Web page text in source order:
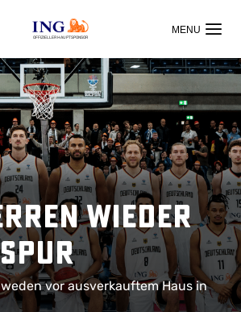
OFFIZIELLER HAUPTSPONSOR
wieder
vor ausverkauftem Haus in